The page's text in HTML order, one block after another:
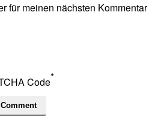
für meinen nächsten Kommentar
Code*